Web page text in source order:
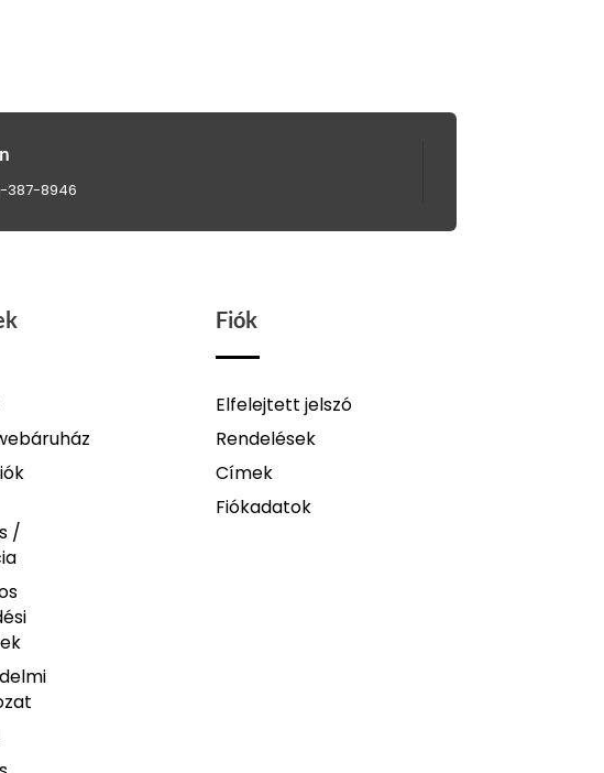
387-8946
/
Fiók
Elfelejtett jelszó
Rendelések
Címek
Fiókadatok